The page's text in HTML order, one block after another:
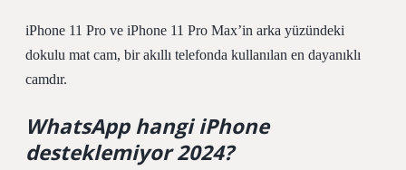
iPhone 11 Pro ve iPhone 11 Pro Max’in arka yüzündeki
dokulu mat cam, bir akıllı telefonda kullanılan en dayanıklı
camdır.
WhatsApp hangi iPhone
desteklemiyor 2024?